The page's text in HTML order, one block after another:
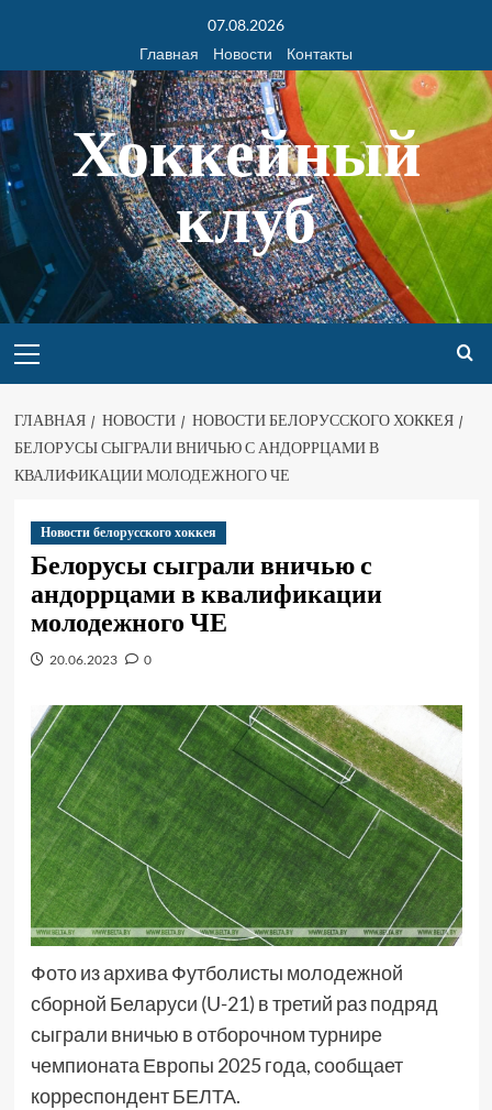
07.08.2026
Главная
Новости Контакты
Хоккейный
клуб
ГЛАВНАЯ НОВОСТИ
НОВОСТИ БЕЛОРУССКОГО ХОККЕЯ
БЕЛОРУСЫ СЫГРАЛИ ВНИЧЬЮ С АНДОРРЦАМИ В
КВАЛИФИКАЦИИ МОЛОДЕЖНОГО ЧЕ
Новости белорусского хоккея
Белорусы сыграли вничью с
андоррцами в квалификации
молодежного ЧЕ
20.06.2023 0
Фото из архива Футболисты молодежной
сборной Беларуси (U-21) в третий раз подряд
сыграли вничью в отборочном турнире
чемпионата Европы 2025 года, сообщает
корреспондент БЕЛТА.